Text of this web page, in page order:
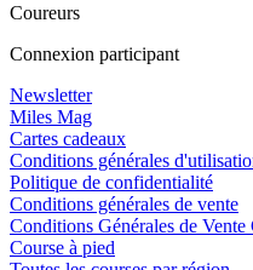
Coureurs
Connexion participant
Newsletter
Miles Mag
Cartes cadeaux
Conditions générales
Politique de confidentialité
Conditions générales de vente
Conditions Générales de Vente
Course à pied